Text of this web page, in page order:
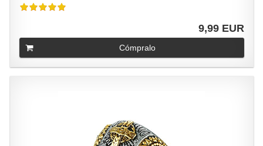
9,99 EUR
Cómpralo